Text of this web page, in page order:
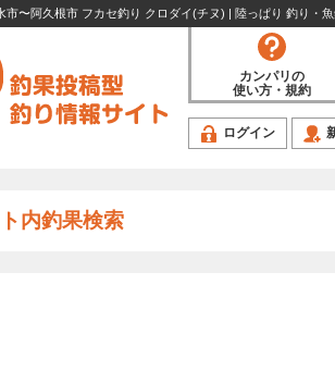
市〜阿久根市 フカセ釣り クロダイ(チヌ) | 陸っぱり 釣り・
カンパリの
使い方・規約
ログイン
内釣果検索